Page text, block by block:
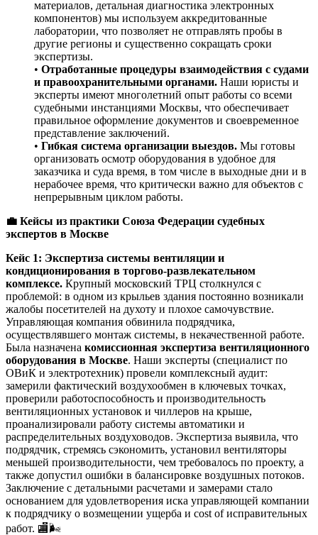
материалов, детальная диагностика электронных
компонентов) мы используем аккредитованные
лаборатории, что позволяет не отправлять пробы в
другие регионы и существенно сокращать сроки
экспертизы.
• Отработанные процедуры взаимодействия с судами
и правоохранительными органами. Наши юристы и
эксперты имеют многолетний опыт работы со всеми
судебными инстанциями Москвы, что обеспечивает
правильное оформление документов и своевременное
представление заключений.
• Гибкая система организации выездов. Мы готовы
организовать осмотр оборудования в удобное для
заказчика и суда время, в том числе в выходные дни и в
нерабочее время, что критически важно для объектов с
непрерывным циклом работы.
💼 Кейсы из практики Союза Федерации судебных
экспертов в Москве
Кейс 1: Экспертиза системы вентиляции и
кондиционирования в торгово-развлекательном
комплексе. Крупный московский ТРЦ столкнулся с
проблемой: в одном из крыльев здания постоянно возникали
жалобы посетителей на духоту и плохое самочувствие.
Управляющая компания обвинила подрядчика,
осуществлявшего монтаж системы, в некачественной работе.
Была назначена комиссионная экспертиза вентиляционного
оборудования в Москве. Наши эксперты (специалист по
ОВиК и электротехник) провели комплексный аудит:
замерили фактический воздухообмен в ключевых точках,
проверили работоспособность и производительность
вентиляционных установок и чиллеров на крыше,
проанализировали работу системы автоматики и
распределительных воздуховодов. Экспертиза выявила, что
подрядчик, стремясь сэкономить, установил вентиляторы
меньшей производительности, чем требовалось по проекту, а
также допустил ошибки в балансировке воздушных потоков.
Заключение с детальными расчетами и замерами стало
основанием для удовлетворения иска управляющей компании
к подрядчику о возмещении ущерба и cost of исправительных
работ. 🏬🌬️